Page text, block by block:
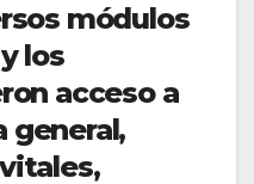
módulos
los
acceso a
general,